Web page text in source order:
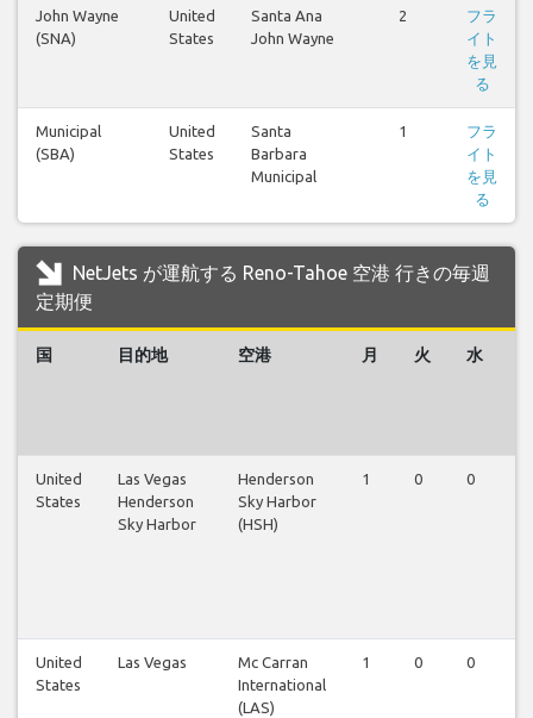
John Wayne
(SNA)
United
States
Santa Ana
John Wayne
2
フラ
イト
を見
る
Municipal
(SBA)
United
States
Santa
Barbara
Municipal
1
フラ
イト
を見
る
NetJets が運航する Reno-Tahoe 空港 行きの毎週
定期便
国 目的地 空港 月 火 水
United
States
Las Vegas
Henderson
Sky Harbor
Henderson
Sky Harbor
(HSH)
1 0 0
United
States
Las Vegas
Mc Carran
International
(LAS)
1 0 0